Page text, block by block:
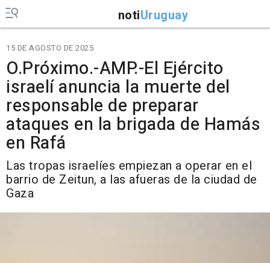
notiUruguay
15 DE AGOSTO DE 2025
O.Próximo.-AMP.-El Ejército
israelí anuncia la muerte del
responsable de preparar
ataques en la brigada de Hamás
en Rafá
Las tropas israelíes empiezan a operar en el
barrio de Zeitun, a las afueras de la ciudad de
Gaza